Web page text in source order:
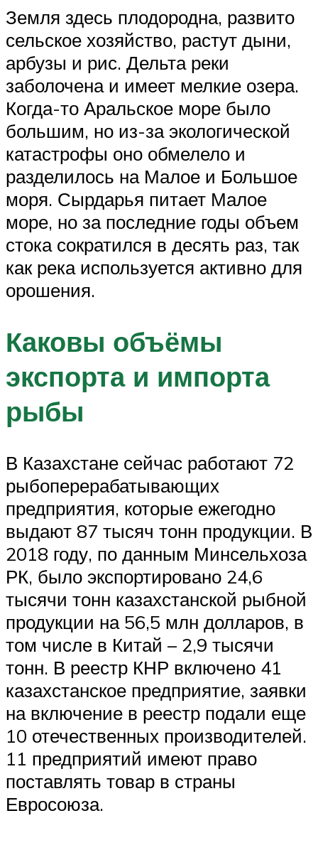
Земля здесь плодородна, развито
сельское хозяйство, растут дыни,
арбузы и рис. Дельта реки
заболочена и имеет мелкие озера.
Когда-то Аральское море было
большим, но из-за экологической
катастрофы оно обмелело и
разделилось на Малое и Большое
моря. Сырдарья питает Малое
море, но за последние годы объем
стока сократился в десять раз, так
как река используется активно для
орошения.
Каковы объёмы
экспорта и импорта
рыбы
В Казахстане сейчас работают 72
рыбоперерабатывающих
предприятия, которые ежегодно
выдают 87 тысяч тонн продукции. В
2018 году, по данным Минсельхоза
РК, было экспортировано 24,6
тысячи тонн казахстанской рыбной
продукции на 56,5 млн долларов, в
том числе в Китай – 2,9 тысячи
тонн. В реестр КНР включено 41
казахстанское предприятие, заявки
на включение в реестр подали еще
10 отечественных производителей.
11 предприятий имеют право
поставлять товар в страны
Евросоюза.